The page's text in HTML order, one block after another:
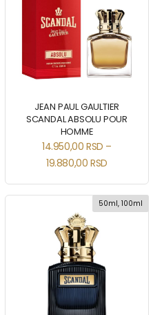
JEAN PAUL GAULTIER
SCANDAL ABSOLU POUR
HOMME
14.950,00 RSD –
19.880,00RSD
50ml, 100ml